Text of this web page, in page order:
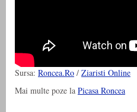
Sursa: Roncea.Ro / Ziaristi Online
Mai multe poze la Picasa Roncea